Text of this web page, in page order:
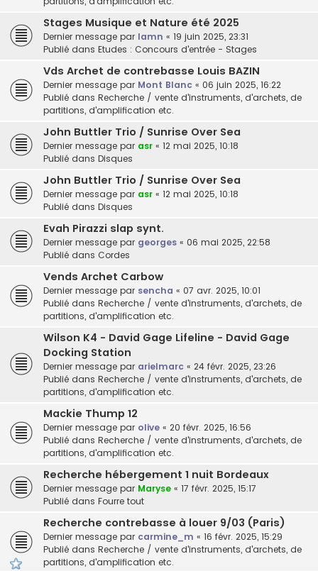
Stages Musique et Nature été 2025
Dernier message par lamn « 19 juin 2025, 23:31
Publié dans Etudes : Concours d'entrée - Stages
Vds Archet de contrebasse Louis BAZIN
Dernier message par Mont Blanc « 06 juin 2025, 16:22
Publié dans Recherche / vente d'instruments, d'archets, de
partitions, d'amplification etc.
John Buttler Trio / Sunrise Over Sea
Dernier message par asr « 12 mai 2025, 10:18
Publié dans Disques
John Buttler Trio / Sunrise Over Sea
Dernier message par asr « 12 mai 2025, 10:18
Publié dans Disques
Evah Pirazzi slap synt.
Dernier message par georges « 06 mai 2025, 22:58
Publié dans Cordes
Vends Archet Carbow
Dernier message par sencha « 07 avr. 2025, 10:01
Publié dans Recherche / vente d'instruments, d'archets, de
partitions, d'amplification etc.
Wilson K4 - David Gage Lifeline - David Gage
Docking Station
Dernier message par arielmarc « 24 févr. 2025, 23:26
Publié dans Recherche / vente d'instruments, d'archets, de
partitions, d'amplification etc.
Mackie Thump 12
Dernier message par olive « 20 févr. 2025, 16:56
Publié dans Recherche / vente d'instruments, d'archets, de
partitions, d'amplification etc.
Recherche hébergement 1 nuit Bordeaux
Dernier message par Maryse « 17 févr. 2025, 15:17
Publié dans Fourre tout
Recherche contrebasse à louer 9/03 (Paris)
Dernier message par carmine_m « 16 févr. 2025, 15:29
Publié dans Recherche / vente d'instruments, d'archets, de
partitions, d'amplification etc.